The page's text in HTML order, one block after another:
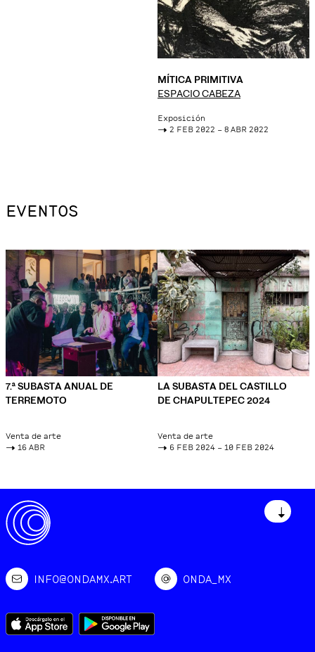
MÍTICA PRIMITIVA
ESPACIO CABEZA
Exposición
-> 2 FEB 2022 – 8 ABR 2022
EVENTOS
7.ª SUBASTA ANUAL DE
TERREMOTO
Venta de arte
-> 16 ABR
LA SUBASTA DEL CASTILLO
DE CHAPULTEPEC 2024
Venta de arte
-> 6 FEB 2024 – 10 FEB 2024
↓
INFO@ONDAMX.ART ONDA_MX